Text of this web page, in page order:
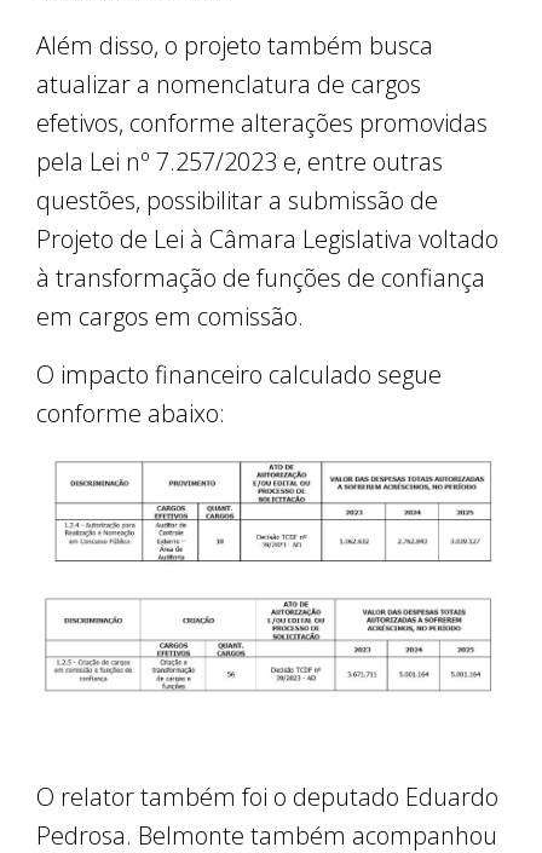
Além disso, o projeto também busca
atualizar a nomenclatura de cargos
efetivos, conforme alterações promovidas
pela Lei nº 7.257/2023 e, entre outras
questões, possibilitar a submissão de
Projeto de Lei à Câmara Legislativa voltado
à transformação de funções de confiança
em cargos em comissão.
O impacto financeiro calculado segue
conforme abaixo:
O relator também foi o deputado Eduardo
Pedrosa. Belmonte também acompanhou